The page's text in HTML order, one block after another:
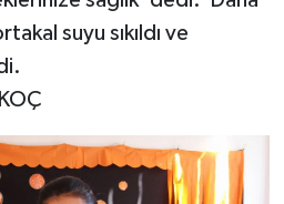
suyu sıkıldı ve